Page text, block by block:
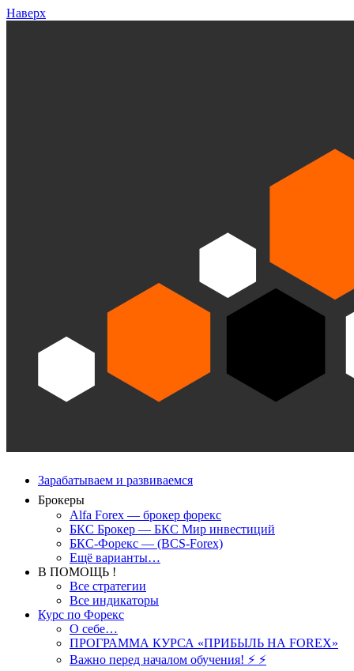
Наверх
Зарабатываем и развиваемся
Брокеры
Alfa Forex — брокер форекс
БКС Брокер — БКС Мир инвестиций
БКС-Форекс — (BCS-Forex)
Ещё варианты…
В ПОМОЩЬ !
Все стратегии
Все индикаторы
Курс по Форекс
О себе…
ПРОГРАММА КУРСА «ПРИБЫЛЬ НА FOREX»
Важно перед началом обучения! ⚡ ⚡